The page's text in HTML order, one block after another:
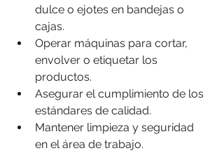
dulce o ejotes en bandejas o
cajas.
Operar máquinas para cortar,
envolver o etiquetar los
productos.
Asegurar el cumplimiento de los
estándares de calidad.
Mantener limpieza y seguridad
en el área de trabajo.